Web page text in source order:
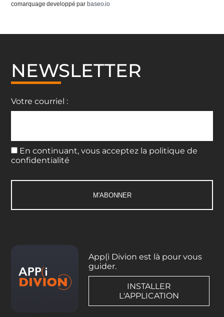
comarquage developpé par baseo.io
NEWSLETTER
Votre courriel :
En continuant, vous acceptez la politique de
confidentialité
App(i Divion est là pour vous
guider.
INSTALLER
L'APPLICATION